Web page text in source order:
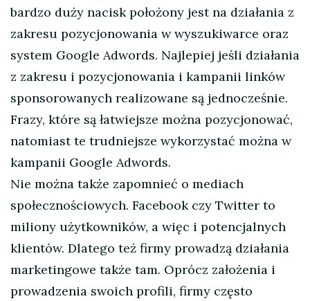
bardzo duży nacisk położony jest na działania z
zakresu pozycjonowania w wyszukiwarce oraz
system Google Adwords. Najlepiej jeśli działania
z zakresu i pozycjonowania i kampanii linków
sponsorowanych realizowane są jednocześnie.
Frazy, które są łatwiejsze można pozycjonować,
natomiast te trudniejsze wykorzystać można w
kampanii Google Adwords.
Nie można także zapomnieć o mediach
społecznościowych. Facebook czy Twitter to
miliony użytkowników, a więc i potencjalnych
klientów. Dlatego też firmy prowadzą działania
marketingowe także tam. Oprócz założenia i
prowadzenia swoich profili, firmy często